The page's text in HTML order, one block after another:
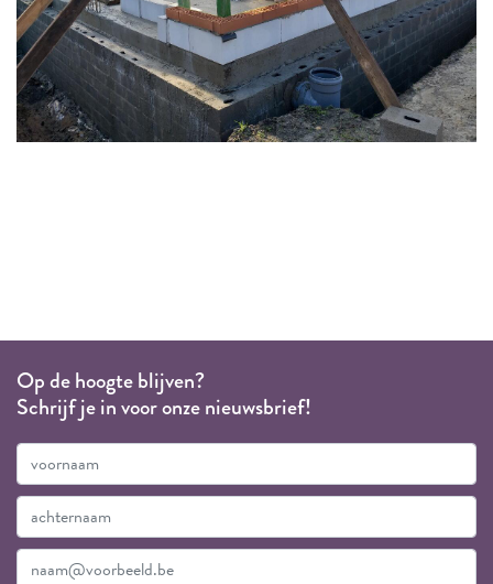
Op de hoogte blijven?
Schrijf je in voor onze nieuwsbrief!